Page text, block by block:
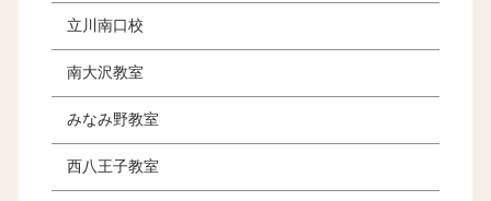
立川南口校
南大沢教室
みなみ野教室
西八王子教室